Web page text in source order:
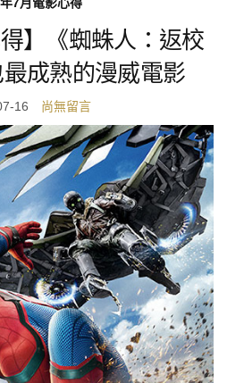
】《蜘蛛人：返校
成熟的漫威電影
16 尚無留言